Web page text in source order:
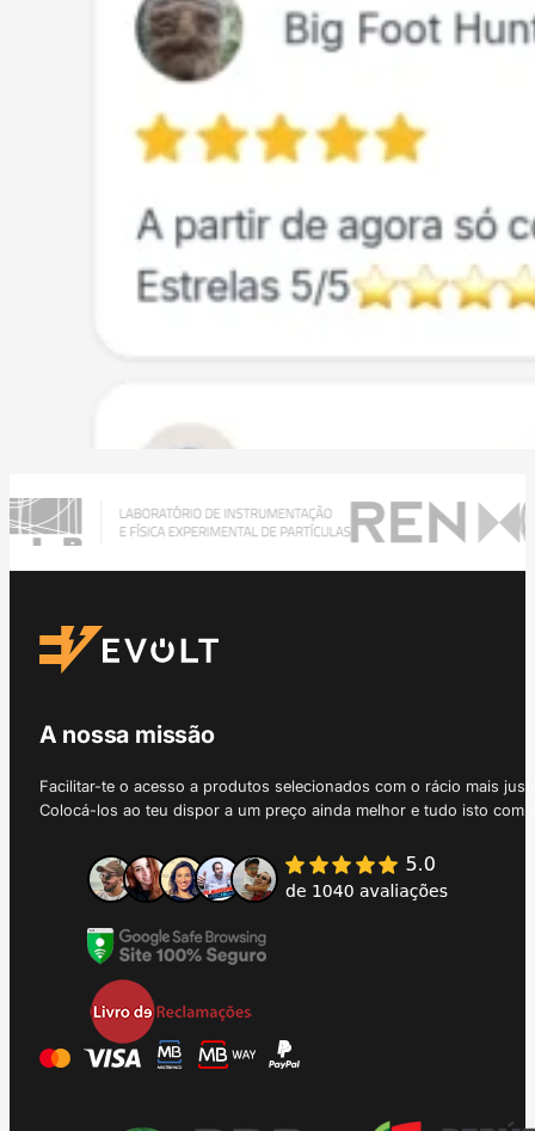
A nossa missão
Facilitar-te o acesso a produtos selecionados com o rácio mais
Colocá-los ao teu dispor a um preço ainda melhor e tudo isto